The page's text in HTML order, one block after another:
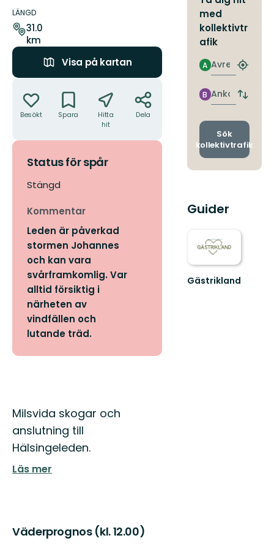
om
leden
LÄNGD
31.0
km
Visa på kartan
Besökt Spara
Hitta
hit
Dela
Status för spår
Stängd
Kommentar
Leden är påverkad
stormen Johannes
och kan vara
svårframkomlig. Var
alltid försiktig i
närheten av
vindfällen och
lutande träd.
Beskrivning
Milsvida skogar och
anslutning till
Hälsingeleden.
Läs mer
Väderprognos (kl. 12.00)
med
kollektivtr
afik
Avresa
A
Hitta
Ankomst
B
Byt
och
Sök
kollektivtrafik
Guider
Gästrikland